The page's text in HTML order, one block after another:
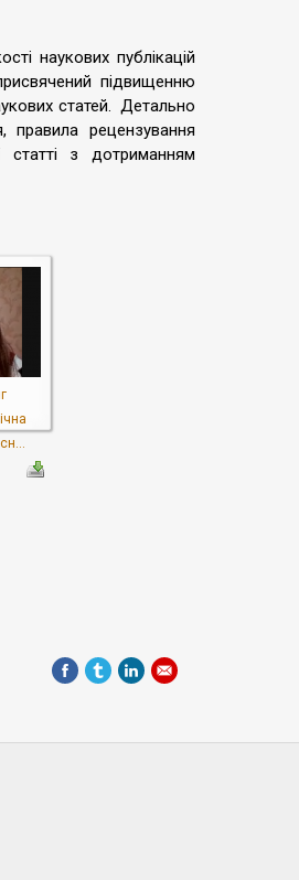
наукових публікацій
підвищенню
статей. Детально
рецензування
статті з дотриманням